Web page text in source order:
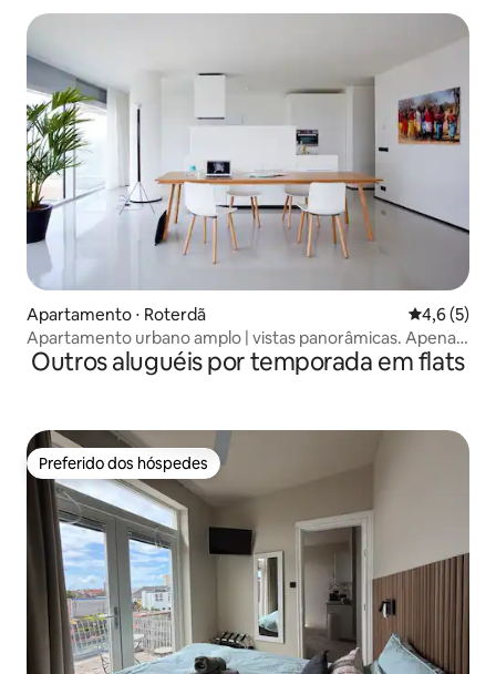
Apartamento ⋅ Roterdã 4,6 de
4,6 (5)
Apartamento urbano amplo | vistas panorâmicas. Apenas
para maiores de 18 anos!
Outros aluguéis por temporada em flats
Preferido dos hóspedes
Preferido dos hóspedes